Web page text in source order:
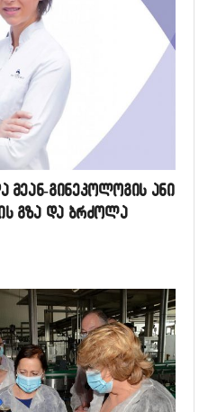
გინეკოლოგის ანი
გზა და ბრძოლა